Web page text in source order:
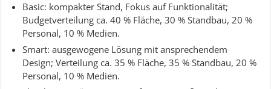
Basic: kompakter Stand, Fokus auf Funktionalität;
Budgetverteilung ca. 40 % Fläche, 30 % Standbau, 20 %
Personal, 10 % Medien.
Smart: ausgewogene Lösung mit ansprechendem
Design; Verteilung ca. 35 % Fläche, 35 % Standbau, 20 %
Personal, 10 % Medien.